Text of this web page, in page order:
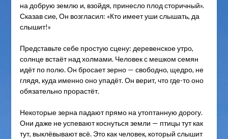
на добрую землю и, взойдя, принесло плод сторичный».
Сказав сие, Он возгласил: «Кто имеет уши слышать, да
слышит!»
Представьте себе простую сцену: деревенское утро,
солнце встаёт над холмами. Человек с мешком семян
идёт по полю. Он бросает зерно — свободно, щедро, не
глядя, куда именно оно упадёт. Он верит, что где-то оно
обязательно прорастёт.
Некоторые зерна падают прямо на утоптанную дорогу.
Они даже не успевают коснуться земли — птицы тут как
тут, выклёвывают всё. Это как человек, который слышит